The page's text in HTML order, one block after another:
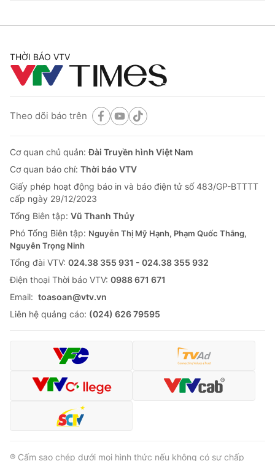
THỜI BÁO VTV
Theo dõi báo trên
Cơ quan chủ quản:Đài Truyền hình Việt Nam
Cơ quan báo chí: Thời báo VTV
Giấy phép hoạt động báo in và báo điện tử số 483/GP-BTTTT
cấp ngày 29/12/2023
Tổng Biên tập: Vũ Thanh Thủy
Phó Tổng Biên tập: Nguyễn Thị Mỹ Hạnh, Phạm Quốc Thắng,
Nguyễn Trọng Ninh
Tổng đài VTV: 024.38 355 931 - 024.38 355 932
Ðiện thoại Thời báo VTV: 0988 671 671
Email: toasoan@vtv.vn
Liên hệ quảng cáo: (024) 626 79595
® Cấm sao chép dưới mọi hình thức nếu không có sự chấp